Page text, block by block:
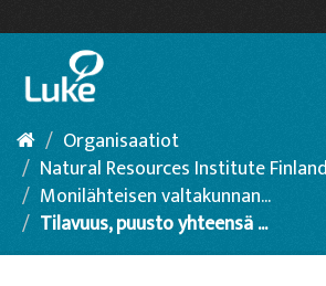
sisältöön
Organisaatiot
Natural Resources Institute Finland
Monilähteisen valtakunnan...
Tilavuus, puusto yhteensä ...